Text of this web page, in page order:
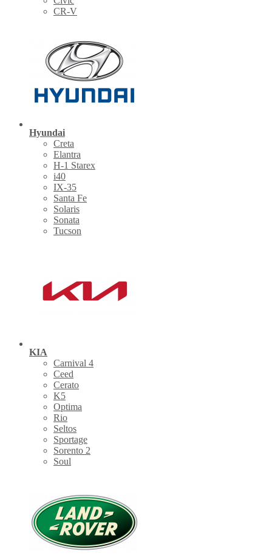
CR-V
Hyundai
Creta
Elantra
H-1 Starex
i40
IX-35
Santa Fe
Solaris
Sonata
Tucson
KIA
Carnival 4
Ceed
Cerato
K5
Optima
Rio
Seltos
Sportage
Sorento 2
Soul